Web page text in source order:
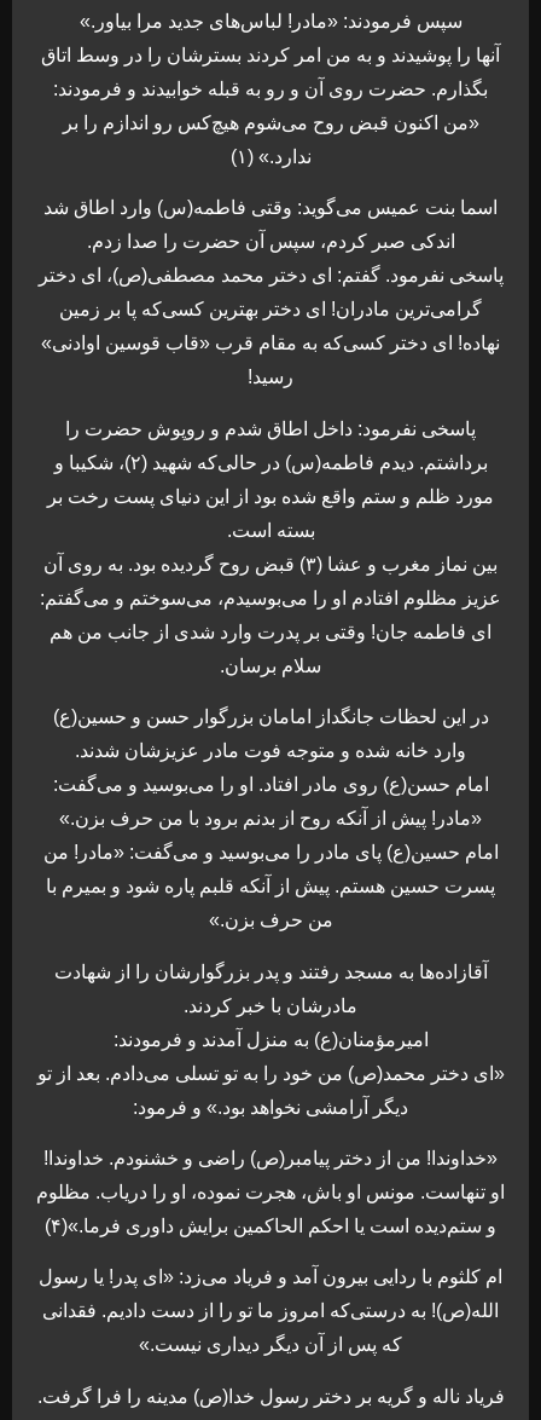
سپس فرمودند: «مادر! لباس‌های جدید مرا بیاور.»
آنها را پوشیدند و به من امر کردند بسترشان را در وسط اتاق
بگذارم. حضرت روی آن و رو به قبله خوابیدند و فرمودند:
«من اکنون قبض روح می‌شوم هیچ‌کس رو اندازم را بر
ندارد.» (۱)
اسما بنت عمیس می‌گوید: وقتی فاطمه(س) وارد اطاق شد
اندکی صبر کردم، سپس آن حضرت را صدا زدم.
پاسخی نفرمود. گفتم: ای دختر محمد مصطفی(ص)، ای دختر
گرامی‌ترین مادران! ای دختر بهترین کسی‌که پا بر زمین
نهاده! ای دختر کسی‌که به مقام قرب «قاب قوسین اوادنی»
رسید!
پاسخی نفرمود: داخل اطاق شدم و روپوش حضرت را
برداشتم. دیدم فاطمه(س) در حالی‌که شهید (۲)، شکیبا و
مورد ظلم و ستم واقع شده بود از این دنیای پست رخت بر
بسته است.
بین نماز مغرب و عشا (۳) قبض روح گردیده بود. به روی آن
عزیز مظلوم افتادم او را می‌بوسیدم، می‌سوختم و می‌گفتم:
ای فاطمه جان! وقتی بر پدرت وارد شدی از جانب من هم
سلام برسان.
در این لحظات جانگداز امامان بزرگوار حسن و حسین(ع)
وارد خانه شده و متوجه فوت مادر عزیزشان شدند.
امام حسن(ع) روی مادر افتاد. او را می‌بوسید و می‌گفت:
«مادر! پیش از آنکه روح از بدنم برود با من حرف بزن.»
امام حسین(ع) پای مادر را می‌بوسید و می‌گفت: «مادر! من
پسرت حسین هستم. پیش از آنکه قلبم پاره شود و بمیرم با
من حرف بزن.»
آقازاده‌ها به مسجد رفتند و پدر بزرگوارشان را از شهادت
مادرشان با خبر کردند.
امیرمؤمنان(ع) به منزل آمدند و فرمودند:
«ای دختر محمد(ص) من خود را به تو تسلی می‌دادم. بعد از تو
دیگر آرامشی نخواهد بود.» و فرمود:
«خداوندا! من از دختر پیامبر(ص) راضی و خشنودم. خداوندا!
او تنهاست. مونس او باش، هجرت نموده، او را دریاب. مظلوم
و ستم‌دیده است یا احکم الحاکمین برایش داوری فرما.»(۴)
ام کلثوم با ردایی بیرون آمد و فریاد می‌زد: «ای پدر! یا رسول
الله(ص)! به درستی‌که امروز ما تو را از دست دادیم. فقدانی
که پس از آن دیگر دیداری نیست.»
فریاد ناله و گریه بر دختر رسول خدا(ص) مدینه را فرا گرفت.